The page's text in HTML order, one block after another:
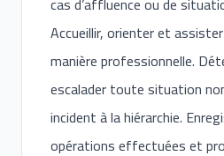
Accueillir, orienter et
manière professionnelle.
escalader toute situation
incident à la hiérarchie.
opérations effectuées et